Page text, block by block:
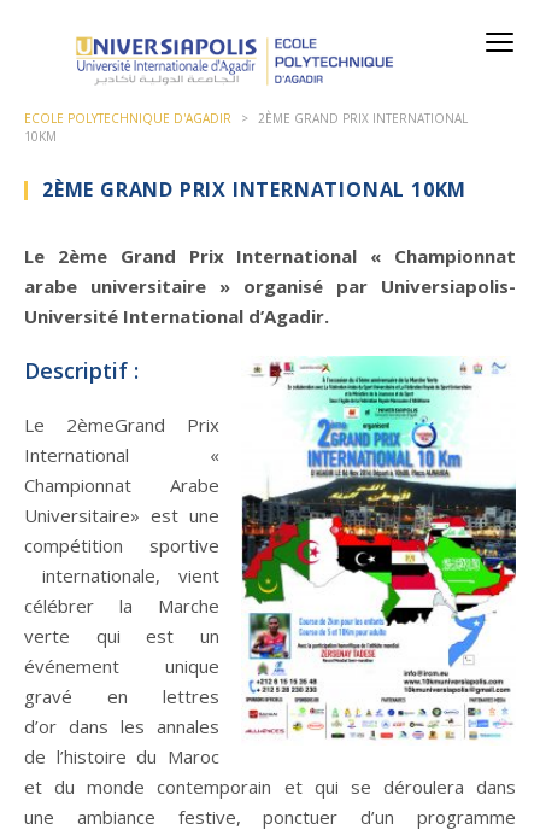
ECOLE POLYTECHNIQUE D'AGADIR > 2ÈME GRAND PRIX INTERNATIONAL
10KM
2ÈME GRAND PRIX INTERNATIONAL 10KM
Le 2ème Grand Prix International « Championnat
arabe universitaire » organisé par Universiapolis-
Université International d’Agadir.
Descriptif :
Le 2èmeGrand Prix
International «
Championnat Arabe
Universitaire» est une
compétition sportive
internationale, vient
célébrer la Marche
verte qui est un
événement unique
gravé en lettres
d’or dans les annales
de l’histoire du Maroc
et du monde contemporain et qui se déroulera dans
une ambiance festive, ponctuer d’un programme